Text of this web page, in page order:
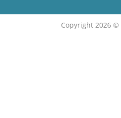
Copyright 2026 ©